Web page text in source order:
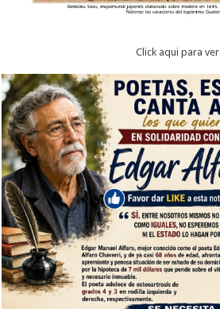
Click aqui para ver